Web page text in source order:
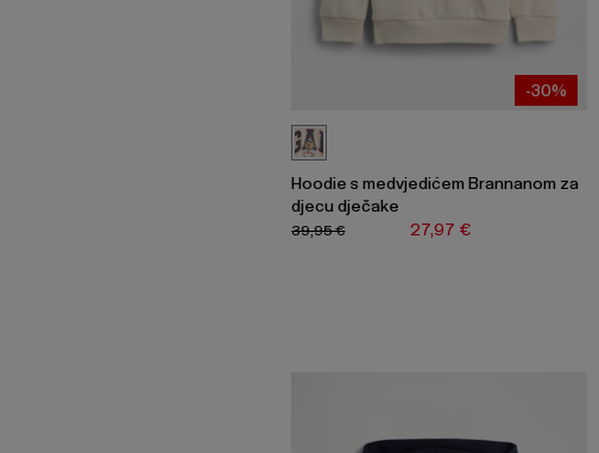
-30%
Hoodie s medvjedićem Brannanom za
djecu dječake
27,97 €
39,95 €